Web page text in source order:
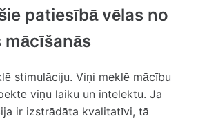
patiesībā vēlas no
stimulāciju. Viņi meklē mācību
viņu laiku un intelektu. Ja
ir izstrādāta kvalitatīvi, tā